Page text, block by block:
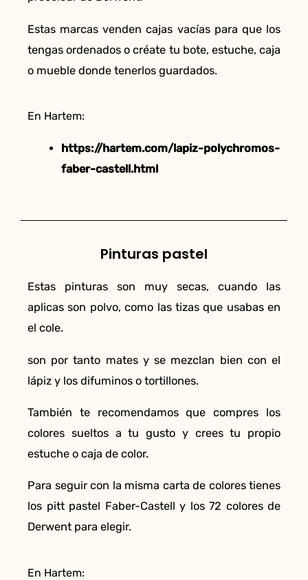
Estas marcas venden cajas vacías para que los
tengas ordenados o créate tu bote, estuche, caja
o mueble donde tenerlos guardados.
En Hartem:
https://hartem.com/lapiz-polychromos-
faber-castell.html
Pinturas pastel
Estas pinturas son muy secas, cuando las
aplicas son polvo, como las tizas que usabas en
el cole.
son por tanto mates y se mezclan bien con el
lápiz y los difuminos o tortillones.
También te recomendamos que compres los
colores sueltos a tu gusto y crees tu propio
estuche o caja de color.
Para seguir con la misma carta de colores tienes
los pitt pastel Faber-Castell y los 72 colores de
Derwent para elegir.
En Hartem: